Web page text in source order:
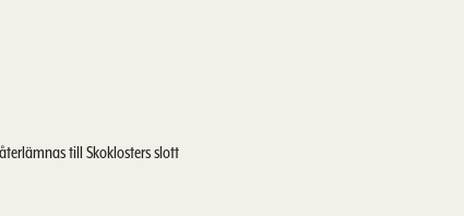
till Skoklosters slott